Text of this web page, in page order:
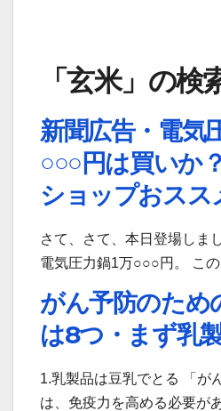
「玄米」の検
新聞広告・電気
○○○円は買いか
ショップおスス
さて、さて、本日登場しま
電気圧力鍋1万○○○円。 こ
がん予防のため
は8つ・まず乳
1.乳製品は豆乳でとる 「が
は、免疫力を高める必要が